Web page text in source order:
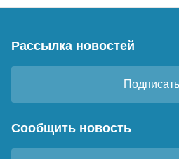
Рассылка новостей
Сообщить новость